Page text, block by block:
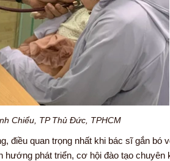
Chiểu, TP Thủ Đức, TPHCM
điều quan trọng nhất khi bác sĩ gắn bó
hướng phát triển, cơ hội đào tạo chuyên